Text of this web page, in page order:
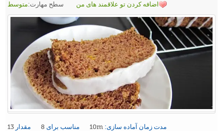
سطح مهارت:متوسط اضافه کردن تو علاقمند های من
مقدار 13 مناسب برای 8 مدت زمان آماده سازی: 10m